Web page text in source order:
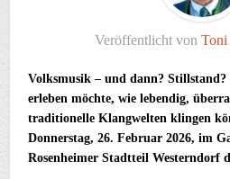
Veröffentlicht von Toni
Volksmusik – und dann?
erleben möchte, wie lebendig,
traditionelle Klangwelten klingen
Donnerstag, 26. Februar 2026, im
Rosenheimer Stadtteil Westerndorf